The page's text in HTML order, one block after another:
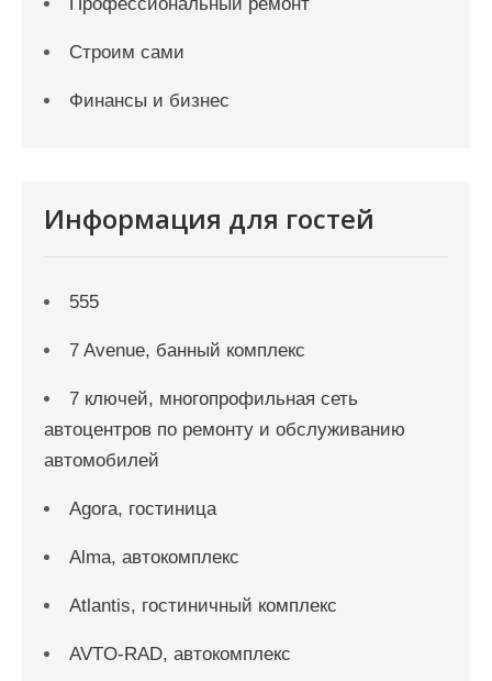
Строим сами
Финансы и бизнес
Информация для гостей
555
7 Avenue, банный комплекс
7 ключей, многопрофильная сеть
автоцентров по ремонту и обслуживанию
автомобилей
Agora, гостиница
Alma, автокомплекс
Atlantis, гостиничный комплекс
AVTO-RAD, автокомплекс